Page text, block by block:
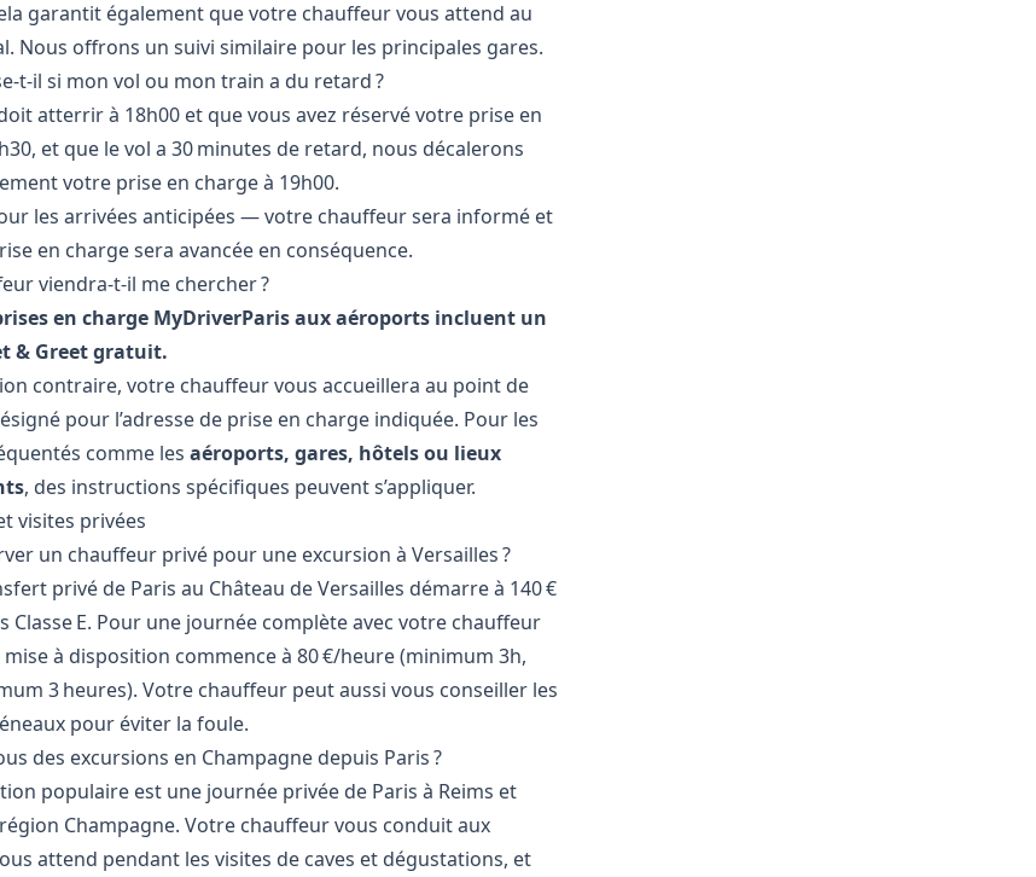
garantit également que votre chauffeur vous attend au
Nous offrons un suivi similaire pour les principales gares.
t-il si mon vol ou mon train a du retard ?
atterrir à 18h00 et que vous avez réservé votre prise en
et que le vol a 30 minutes de retard, nous décalerons
votre prise en charge à 19h00.
les arrivées anticipées — votre chauffeur sera informé et
en charge sera avancée en conséquence.
viendra-t-il me chercher ?
en charge MyDriverParis aux aéroports incluent un
& Greet gratuit.
contraire, votre chauffeur vous accueillera au point de
pour l’adresse de prise en charge indiquée. Pour les
comme les aéroports, gares, hôtels ou lieux
, des instructions spécifiques peuvent s’appliquer.
visites privées
un chauffeur privé pour une excursion à Versailles ?
privé de Paris au Château de Versailles démarre à 140 €
Classe E. Pour une journée complète avec votre chauffeur
mise à disposition commence à 80 €/heure (minimum 3h,
3 heures). Votre chauffeur peut aussi vous conseiller les
pour éviter la foule.
des excursions en Champagne depuis Paris ?
populaire est une journée privée de Paris à Reims et
Champagne. Votre chauffeur vous conduit aux
attend pendant les visites de caves et dégustations, et